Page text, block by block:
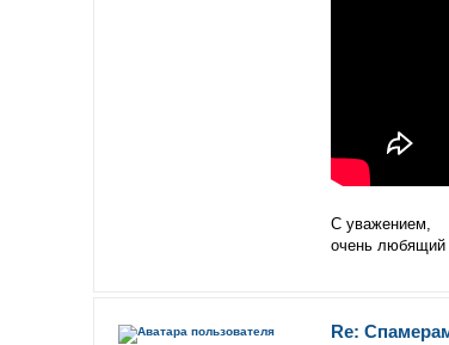
С уважением,
очень любящий
Re: